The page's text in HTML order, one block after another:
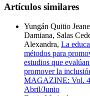
Artículos similares
Yungán Quitio
Damiana, Salas
Alexandra, La
métodos para
estudios que
promover la
MAGAZINE: Vol. 4
Abril/Junio